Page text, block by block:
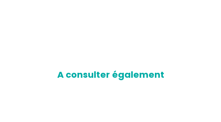
A consulter également